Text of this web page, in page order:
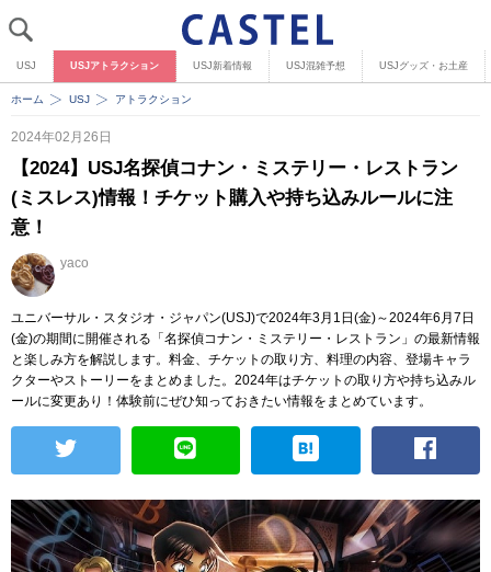
USJ USJアトラクション USJ新着情報 USJ混雑予想 USJグッズ・お土産
ホーム USJ アトラクション
2024年02月26日
【2024】USJ名探偵コナン・ミステリー・レストラン
(ミスレス)情報！チケット購入や持ち込みルールに注
意！
yaco
ユニバーサル・スタジオ・ジャパン(USJ)で2024年3月1日(金)～2024年6月7日
(金)の期間に開催される「名探偵コナン・ミステリー・レストラン」の最新情報
と楽しみ方を解説します。料金、チケットの取り方、料理の内容、登場キャラ
クターやストーリーをまとめました。2024年はチケットの取り方や持ち込みル
ールに変更あり！体験前にぜひ知っておきたい情報をまとめています。